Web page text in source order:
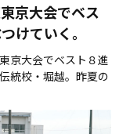
京大会でベス
けていく。
京大会でベスト８進
統校・堀越。昨夏の
子園へのルートが
破 1969年春の選
。1980〜1990年...